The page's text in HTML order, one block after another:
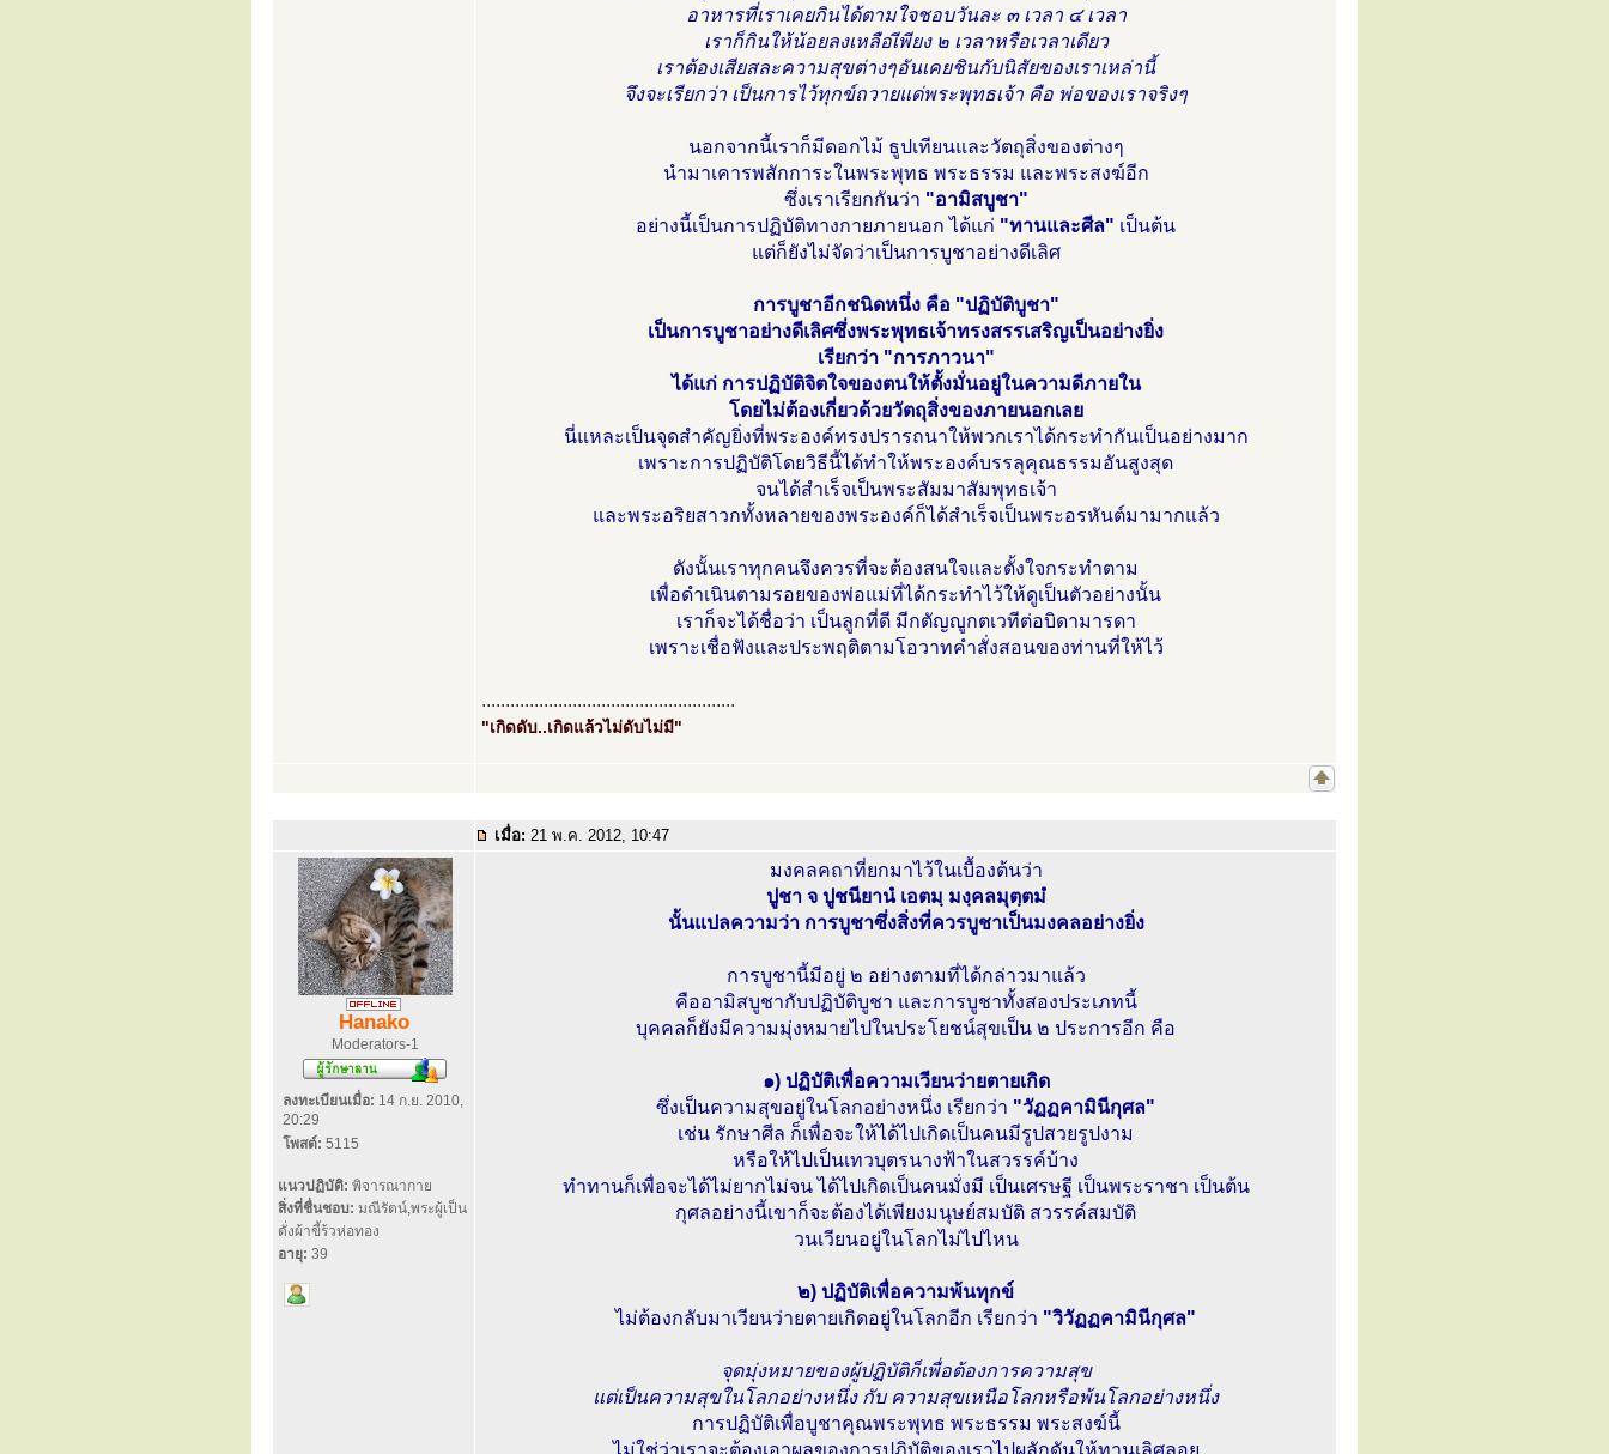
อาหารที่เราเคยกินได้ตามใจชอบวันละ ๓ เวลา ๔ เวลา
เราก็กินให้น้อยลงเหลือเีพียง ๒ เวลาหรือเวลาเดียว
เราต้องเสียสละความสุขต่างๆอันเคยชินกับนิสัยของเราเหล่านี้
จึงจะเรียกว่า เป็นการไว้ทุกข์ถวายแด่พระพุทธเจ้า คือ พ่อของเราจริงๆ
นอกจากนี้เราก็มีดอกไม้ ธูปเทียนและวัตถุสิ่งของต่างๆ
นำมาเคารพสักการะในพระพุทธ พระธรรม และพระสงฆ์อีก
ซึ่งเราเรียกกันว่า "อามิสบูชา"
อย่างนี้เป็นการปฏิบัติทางกายภายนอก ได้แก่ "ทานและศีล" เป็นต้น
แต่ก็ยังไม่จัดว่าเป็นการบูชาอย่างดีเลิศ
การบูชาอีกชนิดหนึ่ง คือ "ปฏิบัติบูชา"
เป็นการบูชาอย่างดีเลิศซึ่งพระพุทธเจ้าทรงสรรเสริญเป็นอย่างยิ่ง
เรียกว่า "การภาวนา"
ได้แก่ การปฏิบัติจิตใจของตนให้ตั้งมั่นอยู่ในความดีภายใน
โดยไม่ต้องเกี่ยวด้วยวัตถุสิ่งของภายนอกเลย
นี่แหละเป็นจุดสำคัญยิ่งที่พระองค์ทรงปรารถนาให้พวกเราได้กระทำกันเป็นอย่างมาก
เพราะการปฏิบัติโดยวิธีนี้ได้ทำให้พระองค์บรรลุคุณธรรมอันสูงสุด
จนได้สำเร็จเป็นพระสัมมาสัมพุทธเจ้า
และพระอริยสาวกทั้งหลายของพระองค์ก็ได้สำเร็จเป็นพระอรหันต์มามากแล้ว
ดังนั้นเราทุกคนจึงควรที่จะต้องสนใจและตั้งใจกระทำตาม
เพื่อดำเนินตามรอยของพ่อแม่ที่ได้กระทำไว้ให้ดูเป็นตัวอย่างนั้น
เราก็จะได้ชื่อว่า เป็นลูกที่ดี มีกตัญญูกตเวทีต่อบิดามารดา
เพราะเชื่อฟังและประพฤติตามโอวาทคำสั่งสอนของท่านที่ให้ไว้
.....................................................
"เกิดดับ..เกิดแล้วไม่ดับไม่มี"
เมื่อ: 21 พ.ค. 2012, 10:47
Hanako
Moderators-1
ลงทะเบียนเมื่อ: 14 ก.ย. 2010,
20:29
โพสต์: 5115
แนวปฏิบัติ: พิจารณากาย
สิ่งที่ชื่นชอบ: มณีรัตน์,พระผู้เป็น
ดั่งผ้าขี้ร้วห่อทอง
อายุ: 39
มงคลคถาที่ยกมาไว้ในเบื้องต้นว่า
ปูชา จ ปูชนียานํ เอตมฺ มงฺคลมุตฺตมํ
นั้นแปลความว่า การบูชาซึ่งสิ่งที่ควรบูชาเป็นมงคลอย่างยิ่ง
การบูชานี้มีอยู่ ๒ อย่างตามที่ได้กล่าวมาแล้ว
คืออามิสบูชากับปฏิบัติบูชา และการบูชาทั้งสองประเภทนี้
บุคคลก็ยังมีความมุ่งหมายไปในประโยชน์สุขเป็น ๒ ประการอีก คือ
๑) ปฏิบัติเพื่อความเวียนว่ายตายเกิด
ซึ่งเป็นความสุขอยู่ในโลกอย่างหนึ่ง เรียกว่า "วัฏฏคามินีกุศล"
เช่น รักษาศีล ก็เพื่อจะให้ได้ไปเกิดเป็นคนมีรูปสวยรูปงาม
หรือให้ไปเป็นเทวบุตรนางฟ้าในสวรรค์บ้าง
ทำทานก็เพื่อจะได้ไม่ยากไม่จน ได้ไปเกิดเป็นคนมั่งมี เป็นเศรษฐี เป็นพระราชา เป็นต้น
กุศลอย่างนี้เขาก็จะต้องได้เพียงมนุษย์สมบัติ สวรรค์สมบัติ
วนเวียนอยู่ในโลกไม่ไปไหน
๒) ปฏิบัติเพื่อความพ้นทุกข์
ไม่ต้องกลับมาเวียนว่ายตายเกิดอยู่ในโลกอีก เรียกว่า "วิวัฏฏคามินีกุศล"
จุดมุ่งหมายของผู้ปฏิบัติก็เพื่อต้องการความสุข
แต่เป็นความสุขในโลกอย่างหนึ่ง กับ ความสุขเหนือโลกหรือพ้นโลกอย่างหนึ่ง
การปฏิบัติเพื่อบูชาคุณพระพุทธ พระธรรม พระสงฆ์นี้
ไม่ใช่ว่าเราจะต้องเอาผลของการปฏิบัติของเราไปผลักดันให้ทานเลิศลอย